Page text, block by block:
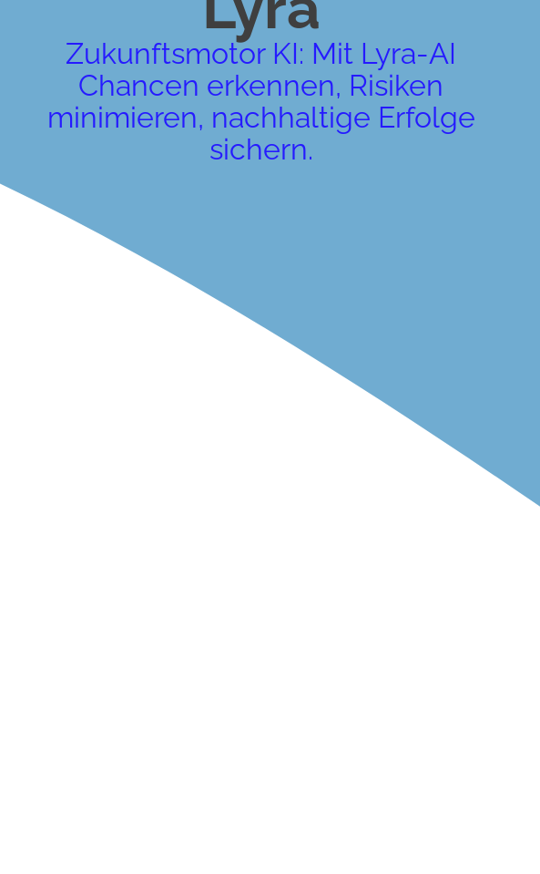
Zukunftsmotor KI: Mit Lyra-AI
Chancen erkennen, Risiken
minimieren, nachhaltige Erfolge
sichern.